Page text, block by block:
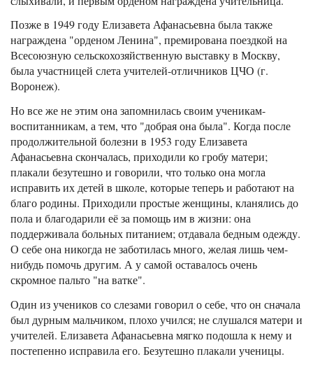
Позже в 1949 году Елизавета Афанасьевна была также
награждена "орденом Ленина", премирована поездкой на
Всесоюзную сельскохозяйственную выставку в Москву,
была участницей слета учителей-отличников ЦЧО (г.
Воронеж).
Но все же не этим она запомнилась своим ученикам-
воспитанникам, а тем, что "добрая она была". Когда после
продолжительной болезни в 1953 году Елизавета
Афанасьевна скончалась, приходили ко гробу матери;
плакали безутешно и говорили, что только она могла
исправить их детей в школе, которые теперь и работают на
благо родины. Приходили простые женщины, кланялись до
пола и благодарили её за помощь им в жизни: она
поддерживала больных питанием; отдавала бедным одежду.
О себе она никогда не заботилась много, желая лишь чем-
нибудь помочь другим. А у самой оставалось очень
скромное пальто "на ватке".
Один из учеников со слезами говорил о себе, что он сначала
был дурным мальчиком, плохо учился; не слушался матери и
учителей. Елизавета Афанасьевна мягко подошла к нему и
постепенно исправила его. Безутешно плакали ученицы.